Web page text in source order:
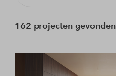
162 projecten gevonden